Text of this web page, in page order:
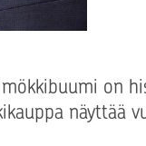
on
näyttää